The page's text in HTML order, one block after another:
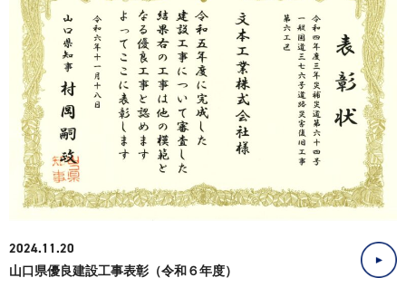
2024.11.20
山口県優良建設工事表彰（令和６年度）